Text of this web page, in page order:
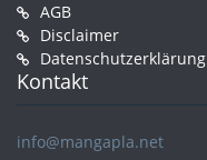
AGB
Disclaimer
Datenschutzerklärung
Kontakt
info@mangapla.net